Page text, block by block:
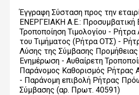
Έγγραφη Σύσταση προς την
ΕΝΕΡΓΕΙΑΚΗ Α.Ε.: Προσυμβατική
Τροποποίηση Τιμολογίου -
του Τιμήματος (Ρήτρα ΟΤΣ) -
Λύσης της Σύμβασης
Ενημέρωση - Αυθαίρετη
Παράνομος Καθορισμός Ρήτρας
- Παράνομη επιβολή Ρήτρας
Σύμβασης (αρ. Πρωτ. 40591)